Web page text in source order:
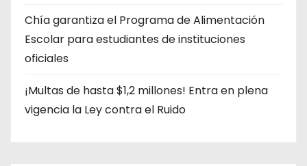
Chía garantiza el Programa de Alimentación
Escolar para estudiantes de instituciones
oficiales
¡Multas de hasta $1,2 millones! Entra en plena
vigencia la Ley contra el Ruido